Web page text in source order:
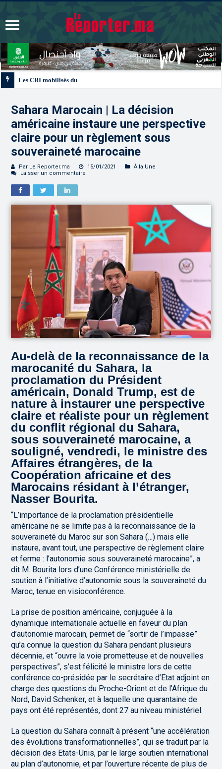
Sahara Marocain | La décision
américaine instaure une perspective
claire pour un règlement sous
souveraineté marocaine
Par Le Reporter.ma 15/01/2021
À la Une
Laisser un commentaire
Au-delà de la reconnaissance de la
marocanité du Sahara, la
proclamation du Président
américain, Donald Trump, est de
nature à instaurer une perspective
claire et réaliste pour un règlement
du conflit régional du Sahara,
sous souveraineté marocaine, a
souligné, vendredi, le ministre des
Affaires étrangères, de la
Coopération africaine et des
Marocains résidant à l’étranger,
Nasser Bourita.
“L’importance de la proclamation présidentielle
américaine ne se limite pas à la reconnaissance de la
souveraineté du Maroc sur son Sahara (…) mais elle
instaure, avant tout, une perspective de règlement claire
et ferme : l’autonomie sous souveraineté marocaine”, a
dit M. Bourita lors d’une Conférence ministérielle de
soutien à l’initiative d’autonomie sous la souveraineté du
Maroc, tenue en visioconférence.
La prise de position américaine, conjuguée à la
dynamique internationale actuelle en faveur du plan
d’autonomie marocain, permet de “sortir de l’impasse”
qu’a connue la question du Sahara pendant plusieurs
décennie, et “ouvre la voie prometteuse et de nouvelles
perspectives”, s’est félicité le ministre lors de cette
conférence co-présidée par le secrétaire d’Etat adjoint en
charge des questions du Proche-Orient et de l’Afrique du
Nord, David Schenker, et à laquelle une quarantaine de
pays ont été représentés, dont 27 au niveau ministériel.
La question du Sahara connaît à présent “une accélération
des évolutions transformationnelles”, qui se traduit par la
décision des Etats-Unis, par le large soutien international
au plan d’autonomie, et par l’ouverture récente de plus de